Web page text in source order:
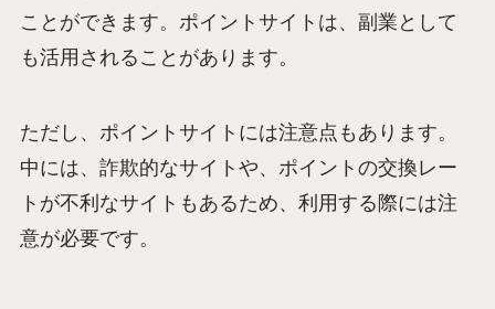
ことができます。ポイントサイトは、副業として
も活用されることがあります。
ただし、ポイントサイトには注意点もあります。
中には、詐欺的なサイトや、ポイントの交換レー
トが不利なサイトもあるため、利用する際には注
意が必要です。